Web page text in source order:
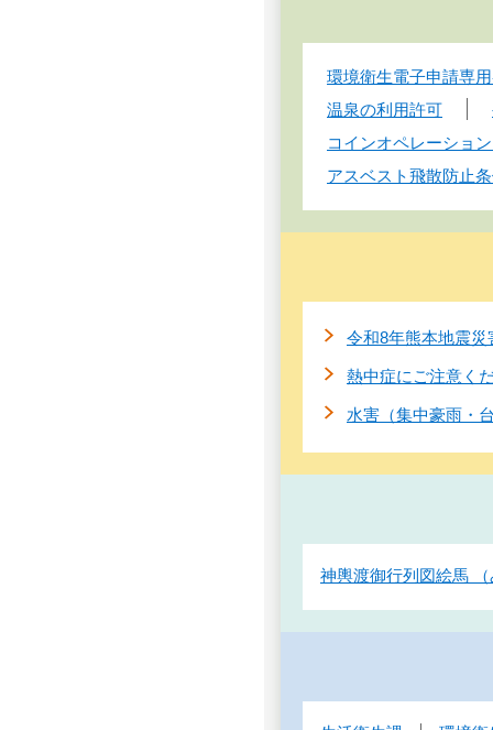
環境衛生電子申請専
温泉の利用許可
コインオペレーショ
アスベスト飛散防止
令和8年熊本地震
熱中症にご注意く
水害（集中豪雨・
神輿渡御行列図絵馬